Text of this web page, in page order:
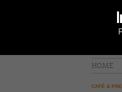
HOME
CAFÉ &